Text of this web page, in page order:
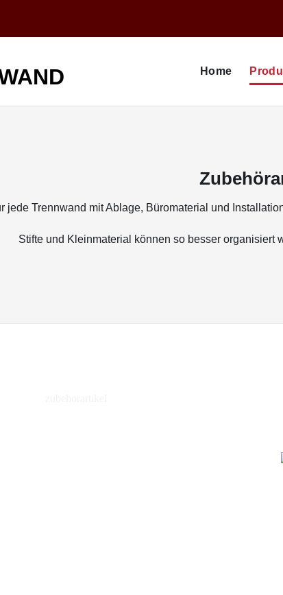
Home
jede Trennwand mit Ablage, Büromaterial und
Stifte und Kleinmaterial können so besser organisiert